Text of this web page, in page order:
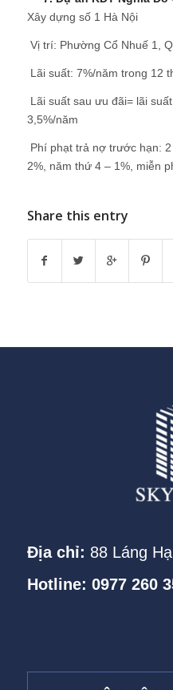
Xây dựng số 1 Hà Nội
 Vị trí: Phường Cổ Nhuế 1,
 Lãi suất: 7%/năm trong 12
 Lãi suất sau ưu đãi= lãi
3,5%/năm
 Phí phạt trả nợ trước hạn:
2%, năm thứ 4 – 1%, miễn
Share this entry
Địa chỉ: 88 Láng
Hotline: 0977 260